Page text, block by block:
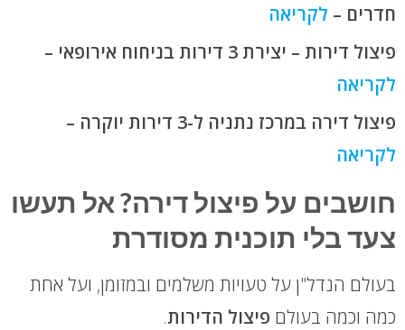
חדרים – לקריאה
פיצול דירות – יצירת 3 דירות בניחוח אירופאי –
לקריאה
פיצול דירה במרכז נתניה ל-3 דירות יוקרה –
לקריאה
חושבים על פיצול דירה? אל תעשו
צעד בלי תוכנית מסודרת
בעולם הנדל"ן על טעויות משלמים ובמזומן, ועל אחת
כמה וכמה בעולם פיצול הדירות.